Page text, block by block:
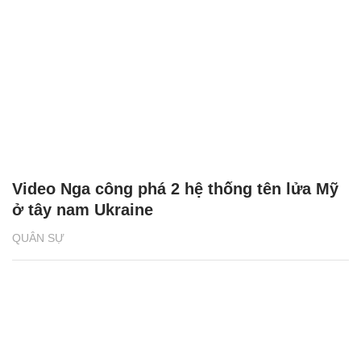
QUÂN SỰ
Video Nga công phá 2 hệ thống tên lửa Mỹ
ở tây nam Ukraine